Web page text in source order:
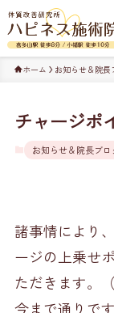
ホーム お知らせ＆院長
チャージポ
お知らせ＆院長ブロ
諸事情により
ージの上乗せ
ただきます。
今まで通りです